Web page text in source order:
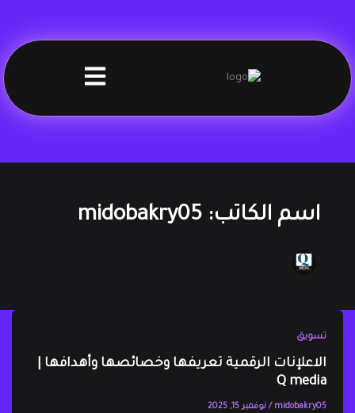
اسم الكاتب: midobakry05
تسويق
الاعلإنات الرقمية تعريفها وخصائصها وأهدافها |
Q media
midobakry05
/نوفمبر 15, 2025